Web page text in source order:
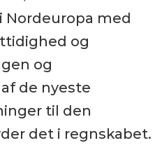
Nordeuropa med
og
og
de nyeste
til den
det i regnskabet.